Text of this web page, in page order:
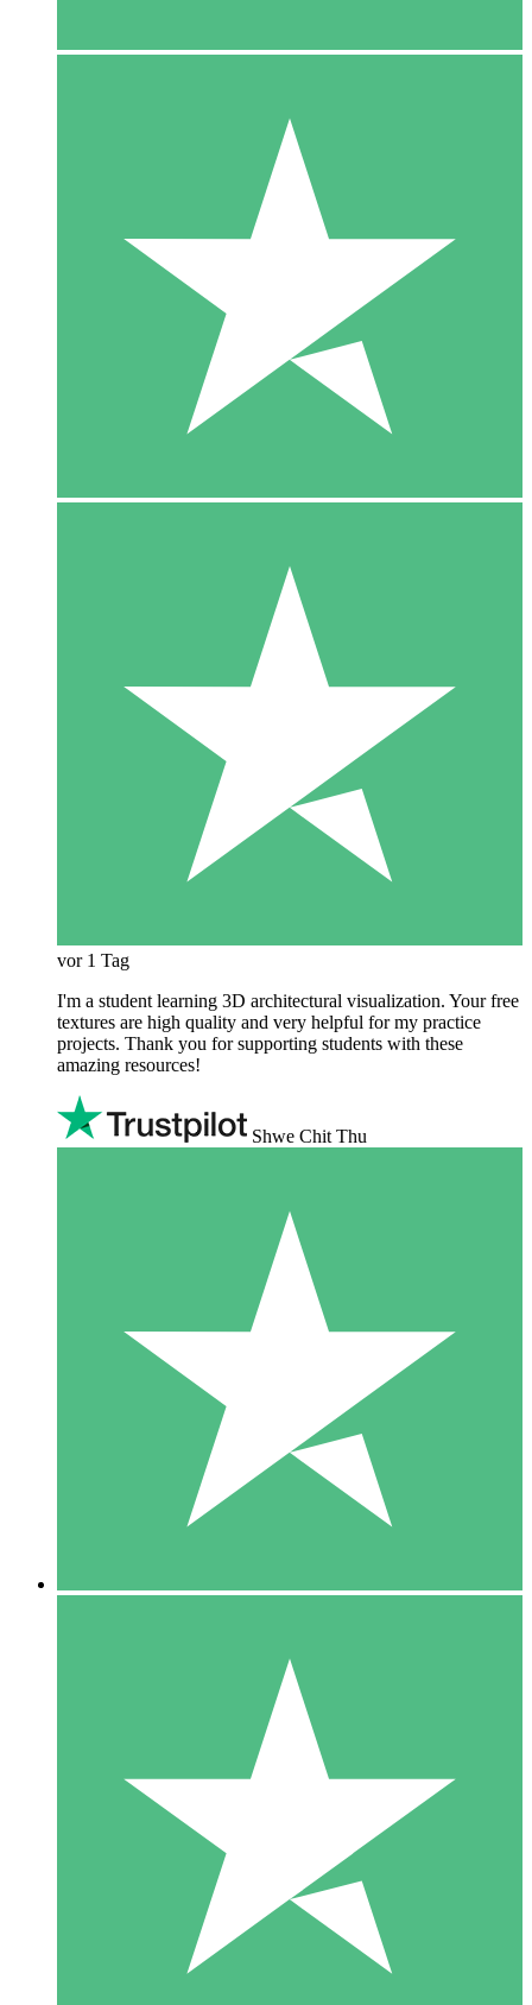
vor 1 Tag
I'm a student learning 3D architectural visualization. Your free
textures are high quality and very helpful for my practice
projects. Thank you for supporting students with these
amazing resources!
Shwe Chit Thu